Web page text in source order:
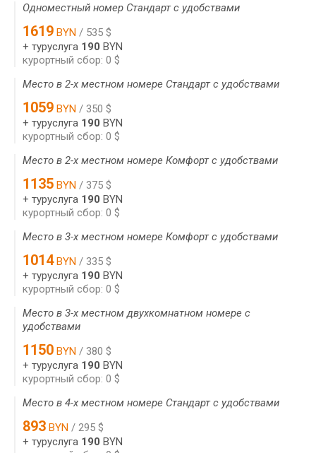
Одноместный номер Стандарт с удобствами
1619 BYN / 535 $
+ туруслуга 190 BYN
курортный сбор: 0 $
Место в 2-х местном номере Стандарт с удобствами
1059 BYN / 350 $
+ туруслуга 190 BYN
курортный сбор: 0 $
Место в 2-х местном номере Комфорт с удобствами
1135 BYN / 375 $
+ туруслуга 190 BYN
курортный сбор: 0 $
Место в 3-х местном номере Комфорт с удобствами
1014BYN / 335 $
+ туруслуга 190 BYN
курортный сбор: 0 $
Место в 3-х местном двухкомнатном номере с
удобствами
1150 BYN / 380 $
+ туруслуга 190 BYN
курортный сбор: 0 $
Место в 4-х местном номере Стандарт с удобствами
893 BYN / 295 $
+ туруслуга 190 BYN